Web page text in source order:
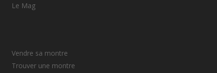
Le Mag
Vendre sa montre
Trouver une montre